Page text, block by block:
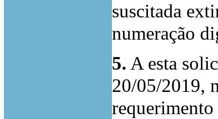
suscitada
numeração
5. A esta
20/05/2019,